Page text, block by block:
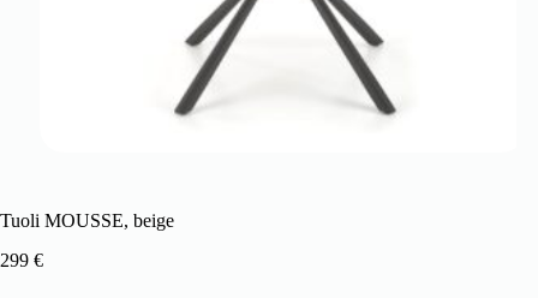
Tuoli MOUSSE, beige
299 €